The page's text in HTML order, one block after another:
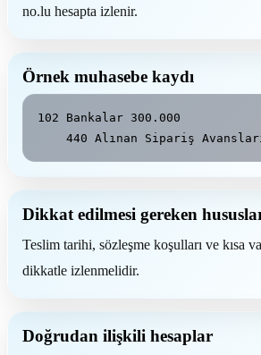
no.lu hesapta izlenir.
Örnek muhasebe kaydı
102 Bankalar 300.000
440 Alınan Sipariş
Dikkat edilmesi gereken
Teslim tarihi, sözleşme koşulları ve kısa
dikkatle izlenmelidir.
Doğrudan ilişkili hesaplar